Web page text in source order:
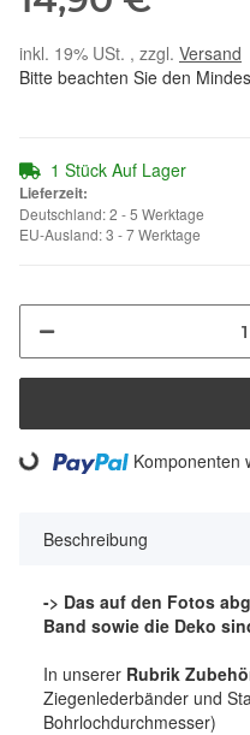
inkl. 19% USt. , zzgl. Versand
Bitte beachten Sie den
1 Stück Auf Lager
Lieferzeit:
Deutschland: 2 - 5 Werktage
EU-Ausland: 3 - 7 Werktage
Komponenten
Beschreibung
-> Das auf den Fotos
Band sowie die Deko
In unserer Rubrik
Ziegenlederbänder und
Bohrlochdurchmesser)